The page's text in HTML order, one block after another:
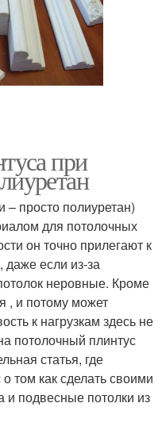
при
– просто полиуретан)
для потолочных
он точно прилегают к
даже если из-за
неровные. Кроме
, и потому может
к нагрузкам здесь не
потолочный плинтус
статья, где
том как сделать своими
и подвесные потолки из